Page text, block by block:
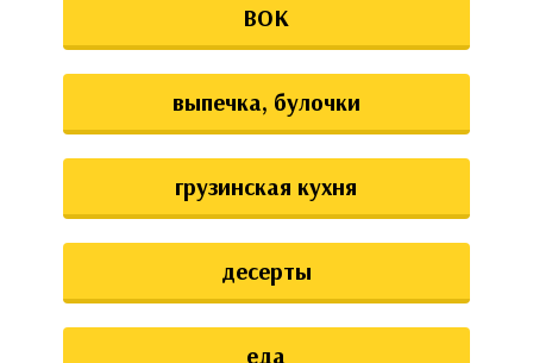
ВОК
выпечка, булочки
грузинская кухня
десерты
еда